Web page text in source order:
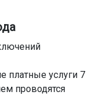
платные услуги 7
проводятся